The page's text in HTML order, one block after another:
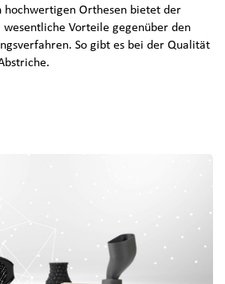
hochwertigen Orthesen bietet der
wesentliche Vorteile gegenüber den
So gibt es bei der Qualität